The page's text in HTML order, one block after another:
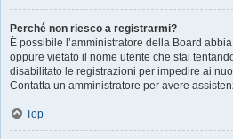
Perché non riesco a registrarmi?
È possibile l’amministratore della Board
oppure vietato il nome utente che stai
disabilitato le registrazioni per impedire ai
Contatta un amministratore per avere
Top